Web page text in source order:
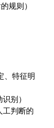
规则）
、特征明
别）
工判断的